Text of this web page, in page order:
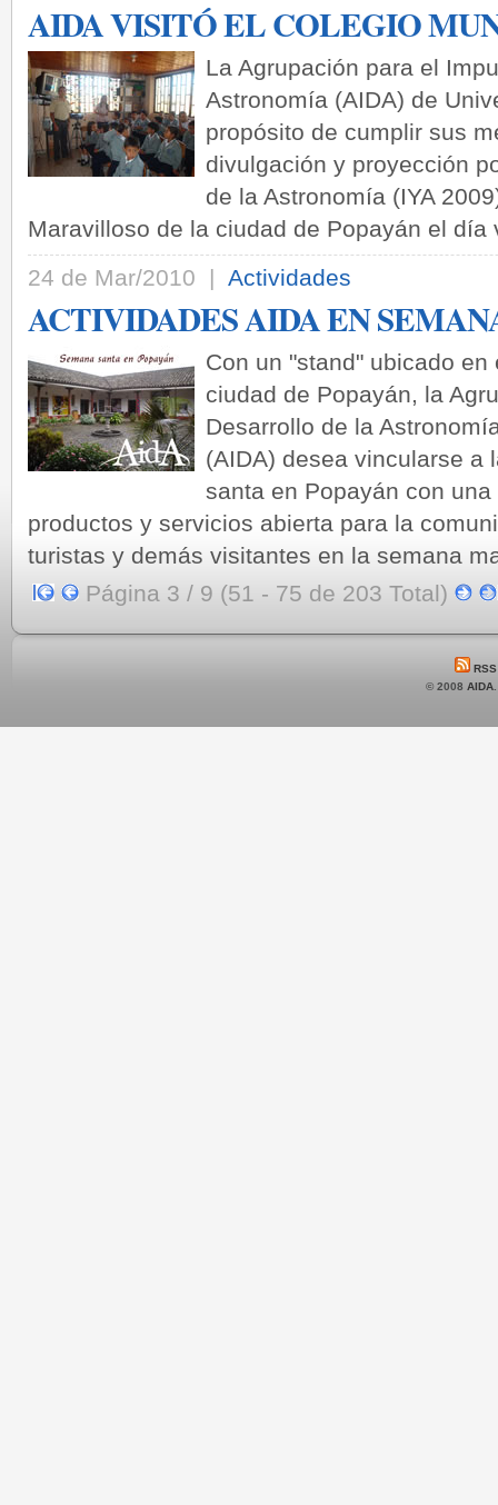
AIDA VISITÓ EL COLEGIO
La Agrupación para el
Astronomía (AIDA) de
propósito de cumplir sus
divulgación y proyección
de la Astronomía (IYA
Maravilloso de la ciudad de Popayán el día
24 de Mar/2010 | Actividades
ACTIVIDADES AIDA EN
Con un "stand" ubicado
ciudad de Popayán, la
Desarrollo de la
(AIDA) desea vincularse a
santa en Popayán con
productos y servicios abierta para la
turistas y demás visitantes en la semana
Página 3 / 9 (51 - 75 de 203 Total)
RSS
© 2008 AIDA